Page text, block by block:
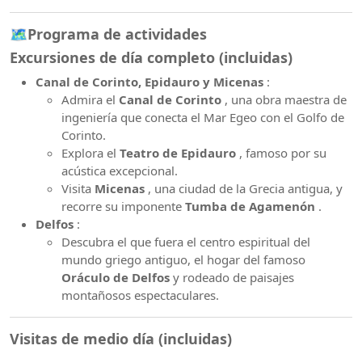
🗺️Programa de actividades
Excursiones de día completo (incluidas)
Canal de Corinto, Epidauro y Micenas :
Admira el Canal de Corinto , una obra maestra de
ingeniería que conecta el Mar Egeo con el Golfo de
Corinto.
Explora el Teatro de Epidauro , famoso por su
acústica excepcional.
Visita Micenas , una ciudad de la Grecia antigua, y
recorre su imponente Tumba de Agamenón .
Delfos :
Descubra el que fuera el centro espiritual del
mundo griego antiguo, el hogar del famoso
Oráculo de Delfos y rodeado de paisajes
montañosos espectaculares.
Visitas de medio día (incluidas)